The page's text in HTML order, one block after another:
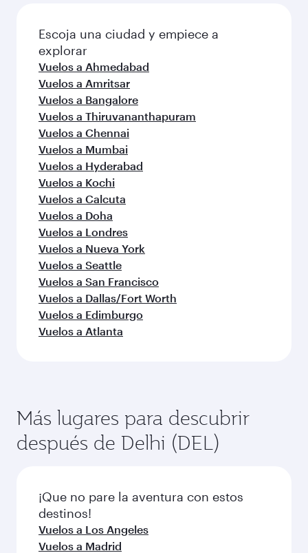
Escoja una ciudad y empiece a
explorar
Vuelos a Ahmedabad
Vuelos a Amritsar
Vuelos a Bangalore
Vuelos a Thiruvananthapuram
Vuelos a Chennai
Vuelos a Mumbai
Vuelos a Hyderabad
Vuelos a Kochi
Vuelos a Calcuta
Vuelos a Doha
Vuelos a Londres
Vuelos a Nueva York
Vuelos a Seattle
Vuelos a San Francisco
Vuelos a Dallas/Fort Worth
Vuelos a Edimburgo
Vuelos a Atlanta
Más lugares para descubrir
después de Delhi (DEL)
¡Que no pare la aventura con estos
destinos!
Vuelos a Los Angeles
Vuelos a Madrid